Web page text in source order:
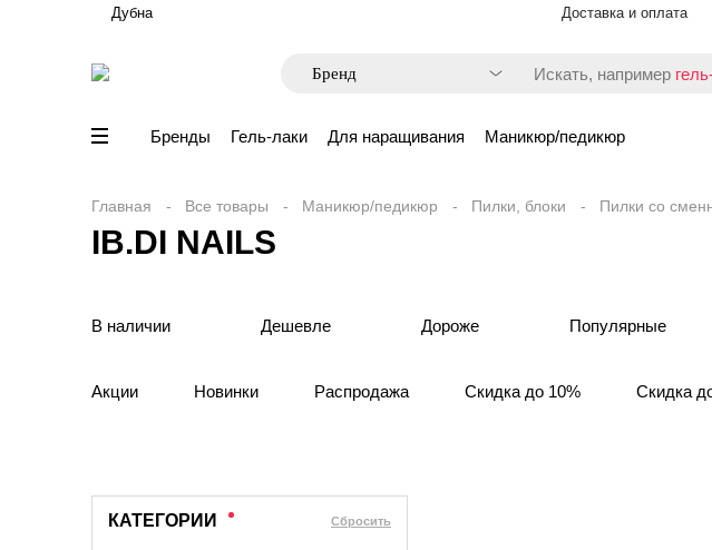
Дубна Доставка и оплата
Искать, например
Бренды Гель-лаки Для наращивания Маникюр/педикюр
Главная Все товары Маникюр/педикюр Пилки, блоки Пилки со
IB.DI NAILS
В наличии Дешевле Дороже Популярные
Акции Новинки Распродажа Скидка до 10% Скидка
КАТЕГОРИИ Cбросить